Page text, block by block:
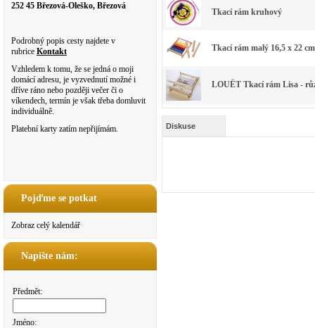
252 45 Březová-Oleško, Březová
Podrobný popis cesty najdete v
rubrice Kontakt
Vzhledem k tomu, že se jedná o moji
domácí adresu, je vyzvednutí možné i
dříve ráno nebo později večer či o
víkendech, termín je však třeba domluvit
individuálně.
Platební karty zatím nepřijímám.
Pojďme se potkat
Zobraz celý kalendář
Napište nám:
Předmět:
Jméno:
Tkací rám kruhový
Tkací rám malý 16,5 x 22 cm
LOUËT Tkací rám Lisa -
Diskuse